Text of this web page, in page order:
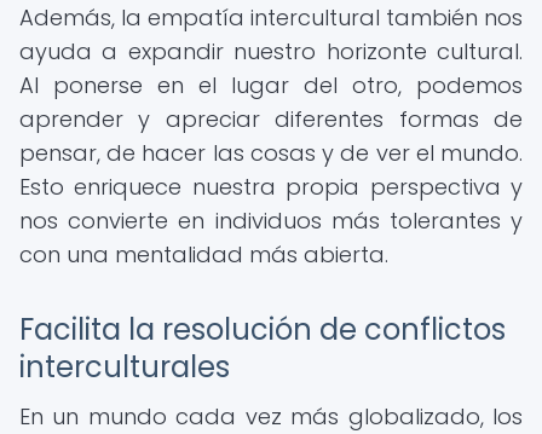
Además, la empatía intercultural también nos
ayuda a expandir nuestro horizonte cultural.
Al ponerse en el lugar del otro, podemos
aprender y apreciar diferentes formas de
pensar, de hacer las cosas y de ver el mundo.
Esto enriquece nuestra propia perspectiva y
nos convierte en individuos más tolerantes y
con una mentalidad más abierta.
Facilita la resolución de conflictos
interculturales
En un mundo cada vez más globalizado, los